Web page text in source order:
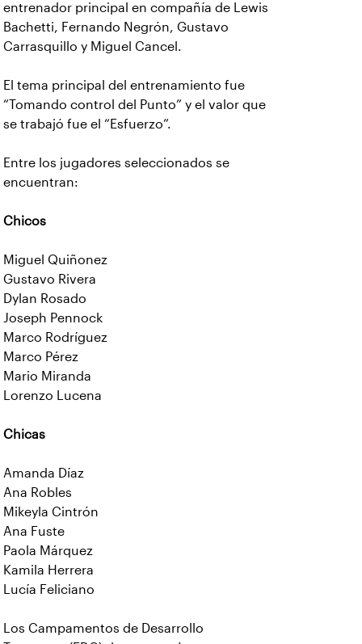
entrenador principal en compañía de Lewis
Bachetti, Fernando Negrón, Gustavo
Carrasquillo y Miguel Cancel.
El tema principal del entrenamiento fue
“Tomando control del Punto” y el valor que
se trabajó fue el “Esfuerzo”.
Entre los jugadores seleccionados se
encuentran:
Chicos
Miguel Quiñonez
Gustavo Rivera
Dylan Rosado
Joseph Pennock
Marco Rodríguez
Marco Pérez
Mario Miranda
Lorenzo Lucena
Chicas
Amanda Díaz
Ana Robles
Mikeyla Cintrón
Ana Fuste
Paola Márquez
Kamila Herrera
Lucía Feliciano
Los Campamentos de Desarrollo